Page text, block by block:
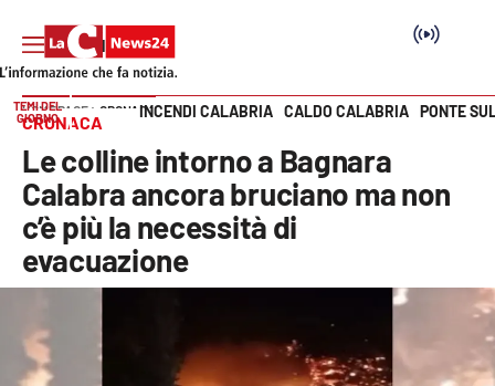
SEZIONI
Cronaca
Politica
Attualità
Vai
TEMI DEL
GIORNO
INCENDI CALABRIA CALDO CALABRIA PONTE
HOME PAGE CRONACA
CRONACA
Le colline intorno a Bagnara
Calabra ancora bruciano ma non
c’è più la necessità di
evacuazione